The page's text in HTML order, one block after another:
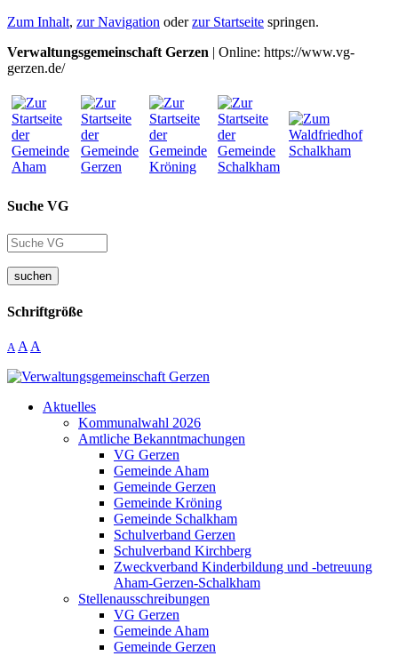
Zum Inhalt, zur Navigation oderzur Startseite springen.
Verwaltungsgemeinschaft Gerzen | Online: https://www.vg-
gerzen.de/
Suche VG
suchen
Schriftgröße
A A A
Aktuelles
Kommunalwahl 2026
Amtliche Bekanntmachungen
VG Gerzen
Gemeinde Aham
Gemeinde Gerzen
Gemeinde Kröning
Gemeinde Schalkham
Schulverband Gerzen
Schulverband Kirchberg
Zweckverband Kinderbildung und -betreuung
Aham-Gerzen-Schalkham
Stellenausschreibungen
VG Gerzen
Gemeinde Aham
Gemeinde Gerzen